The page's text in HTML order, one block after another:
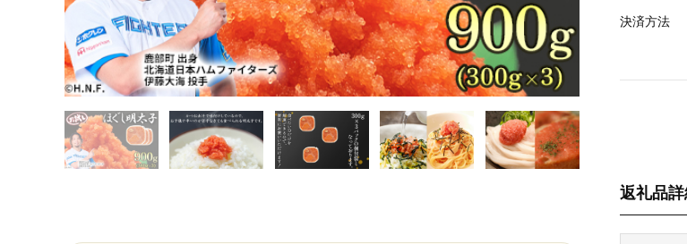
返礼品
決済方法